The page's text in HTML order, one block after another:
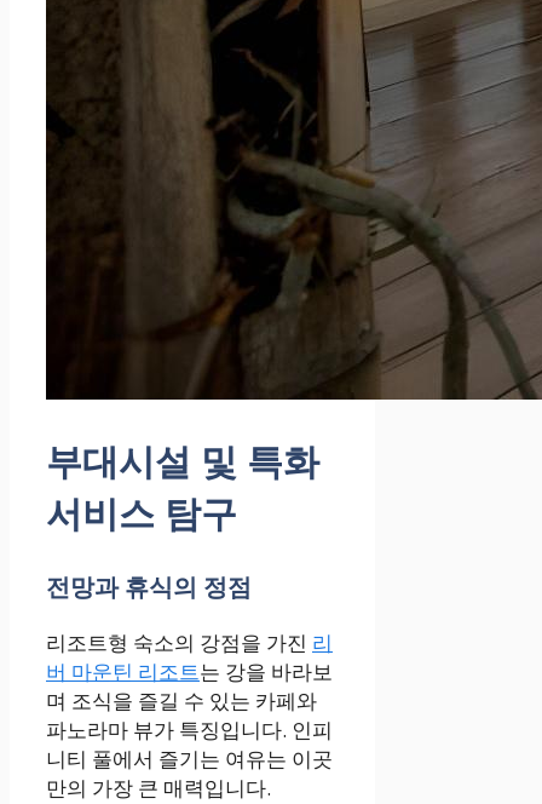
부대시설 및 특화
서비스 탐구
전망과 휴식의 정점
리조트형 숙소의 강점을 가진 리
버 마운틴 리조트는 강을 바라보
며 조식을 즐길 수 있는 카페와
파노라마 뷰가 특징입니다. 인피
니티 풀에서 즐기는 여유는 이곳
만의 가장 큰 매력입니다.